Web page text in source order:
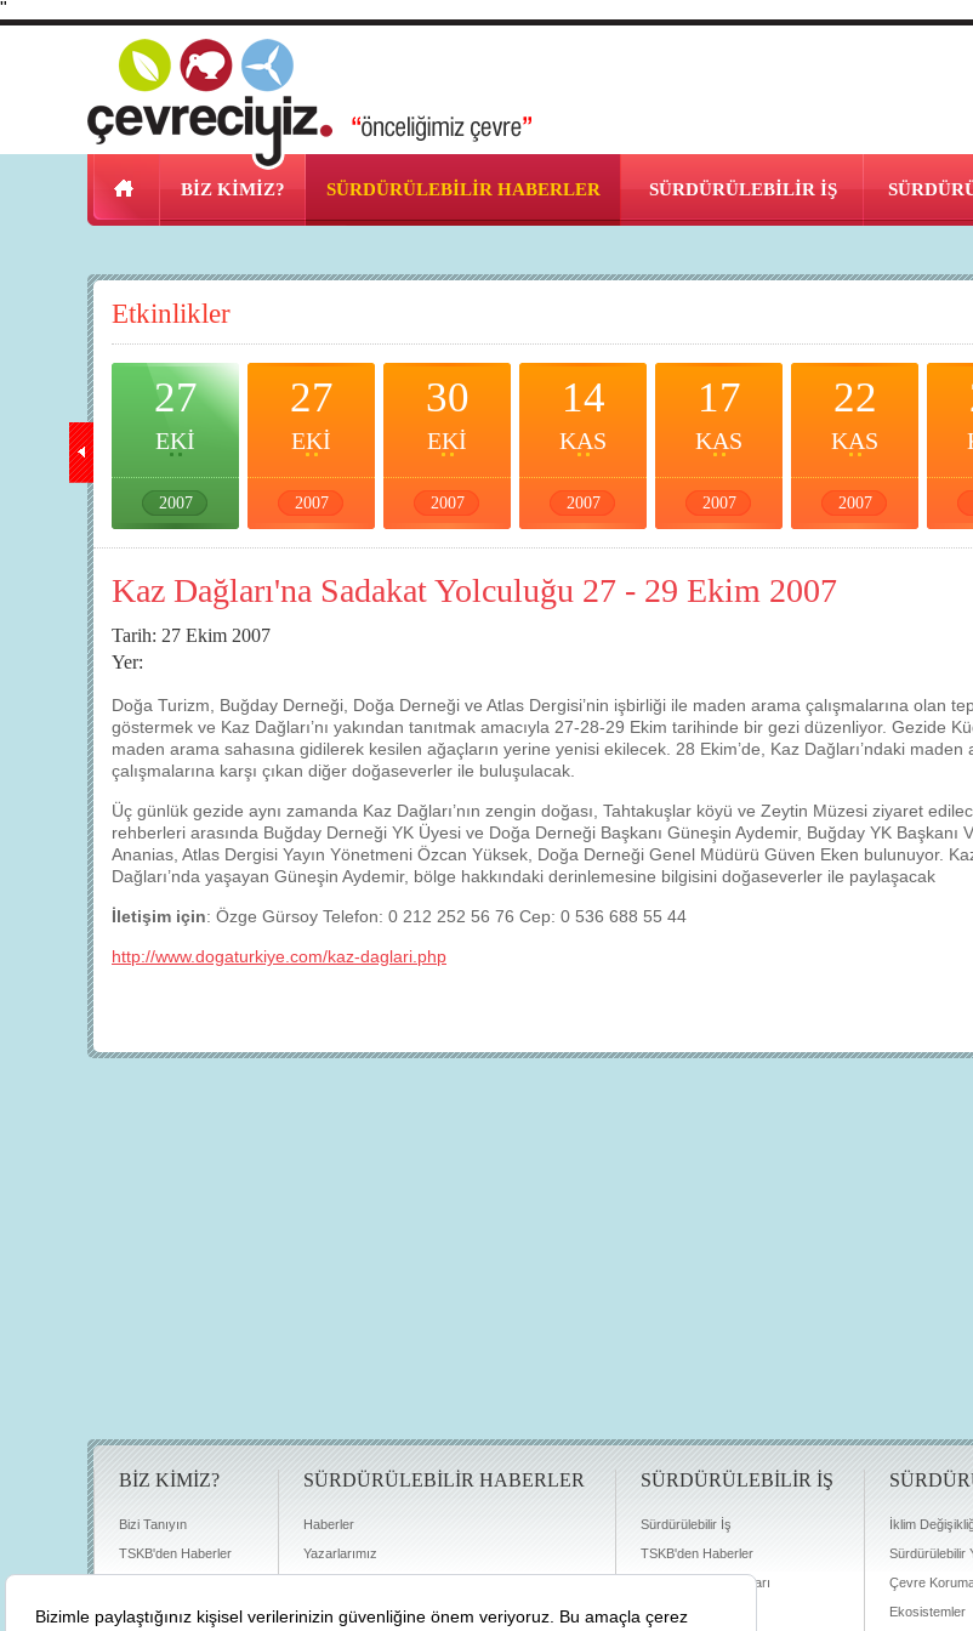
"
BİZ KİMİZ? SÜRDÜRÜLEBİLİR HABERLER SÜRDÜRÜLEBİLİR İŞ
Etkinlikler
27
EKİ
2007
27
EKİ
2007
30
EKİ
2007
14
KAS
2007
17
KAS
2007
22
KAS
2007
Kaz Dağları'na Sadakat Yolculuğu 27 - 29 Ekim 2007
Tarih: 27 Ekim 2007
Yer:
Doğa Turizm, Buğday Derneği, Doğa Derneği ve Atlas Dergisi’nin işbirliği ile maden arama çalışmalarına olan
göstermek ve Kaz Dağları’nı yakından tanıtmak amacıyla 27-28-29 Ekim tarihinde bir gezi düzenliyor. Gezide
maden arama sahasına gidilerek kesilen ağaçların yerine yenisi ekilecek. 28 Ekim’de, Kaz Dağları’ndaki maden
çalışmalarına karşı çıkan diğer doğaseverler ile buluşulacak.
Üç günlük gezide aynı zamanda Kaz Dağları’nın zengin doğası, Tahtakuşlar köyü ve Zeytin Müzesi ziyaret
rehberleri arasında Buğday Derneği YK Üyesi ve Doğa Derneği Başkanı Güneşin Aydemir, Buğday YK Başkanı
Ananias, Atlas Dergisi Yayın Yönetmeni Özcan Yüksek, Doğa Derneği Genel Müdürü Güven Eken bulunuyor.
Dağları’nda yaşayan Güneşin Aydemir, bölge hakkındaki derinlemesine bilgisini doğaseverler ile paylaşacak
İletişim için: Özge Gürsoy Telefon: 0 212 252 56 76 Cep: 0 536 688 55 44
http://www.dogaturkiye.com/kaz-daglari.php
Çevreci yaklaşımlar
BİZ KİMİZ?
Bizi Tanıyın
TSKB'den Haberler
Basın Odası
SÜRDÜRÜLEBİLİR HABERLER
Haberler
Yazarlarımız
Sürdürülebilirlik Kütüphanesi
SÜRDÜRÜLEBİLİR İŞ
Sürdürülebilir İş
TSKB'den Haberler
Finansman Olanakları
İklim
Sürdürülebilir
Çevre
Ekosistemler